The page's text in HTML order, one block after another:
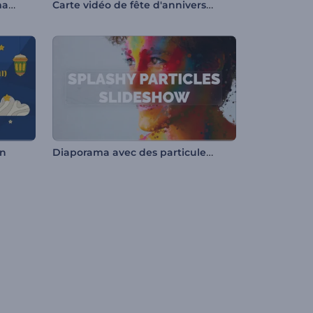
Intro nuit scintillante de Ramadan Carte vidéo de fête d'anniversaire
Diaporama avec des particules éclaboussantes